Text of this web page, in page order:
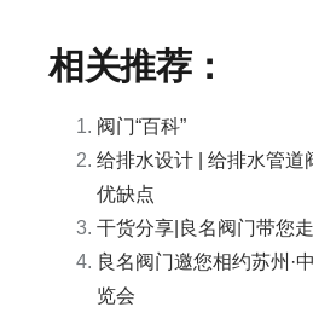
相关推荐：
阀门“百科”
给排水设计 | 给排水管道
优缺点
干货分享|良名阀门带您
良名阀门邀您相约苏州·
览会